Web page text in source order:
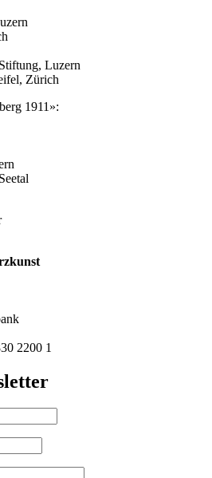
Luzern
Zürich
1911»:
2200 1